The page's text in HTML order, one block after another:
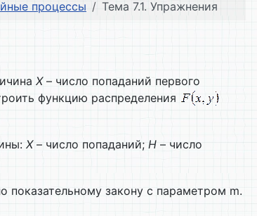
процессы Тема 7.1. Упражнения
X– число попаданий первого
функцию распределения
X– число попаданий; H – число
показательному закону с параметром m.